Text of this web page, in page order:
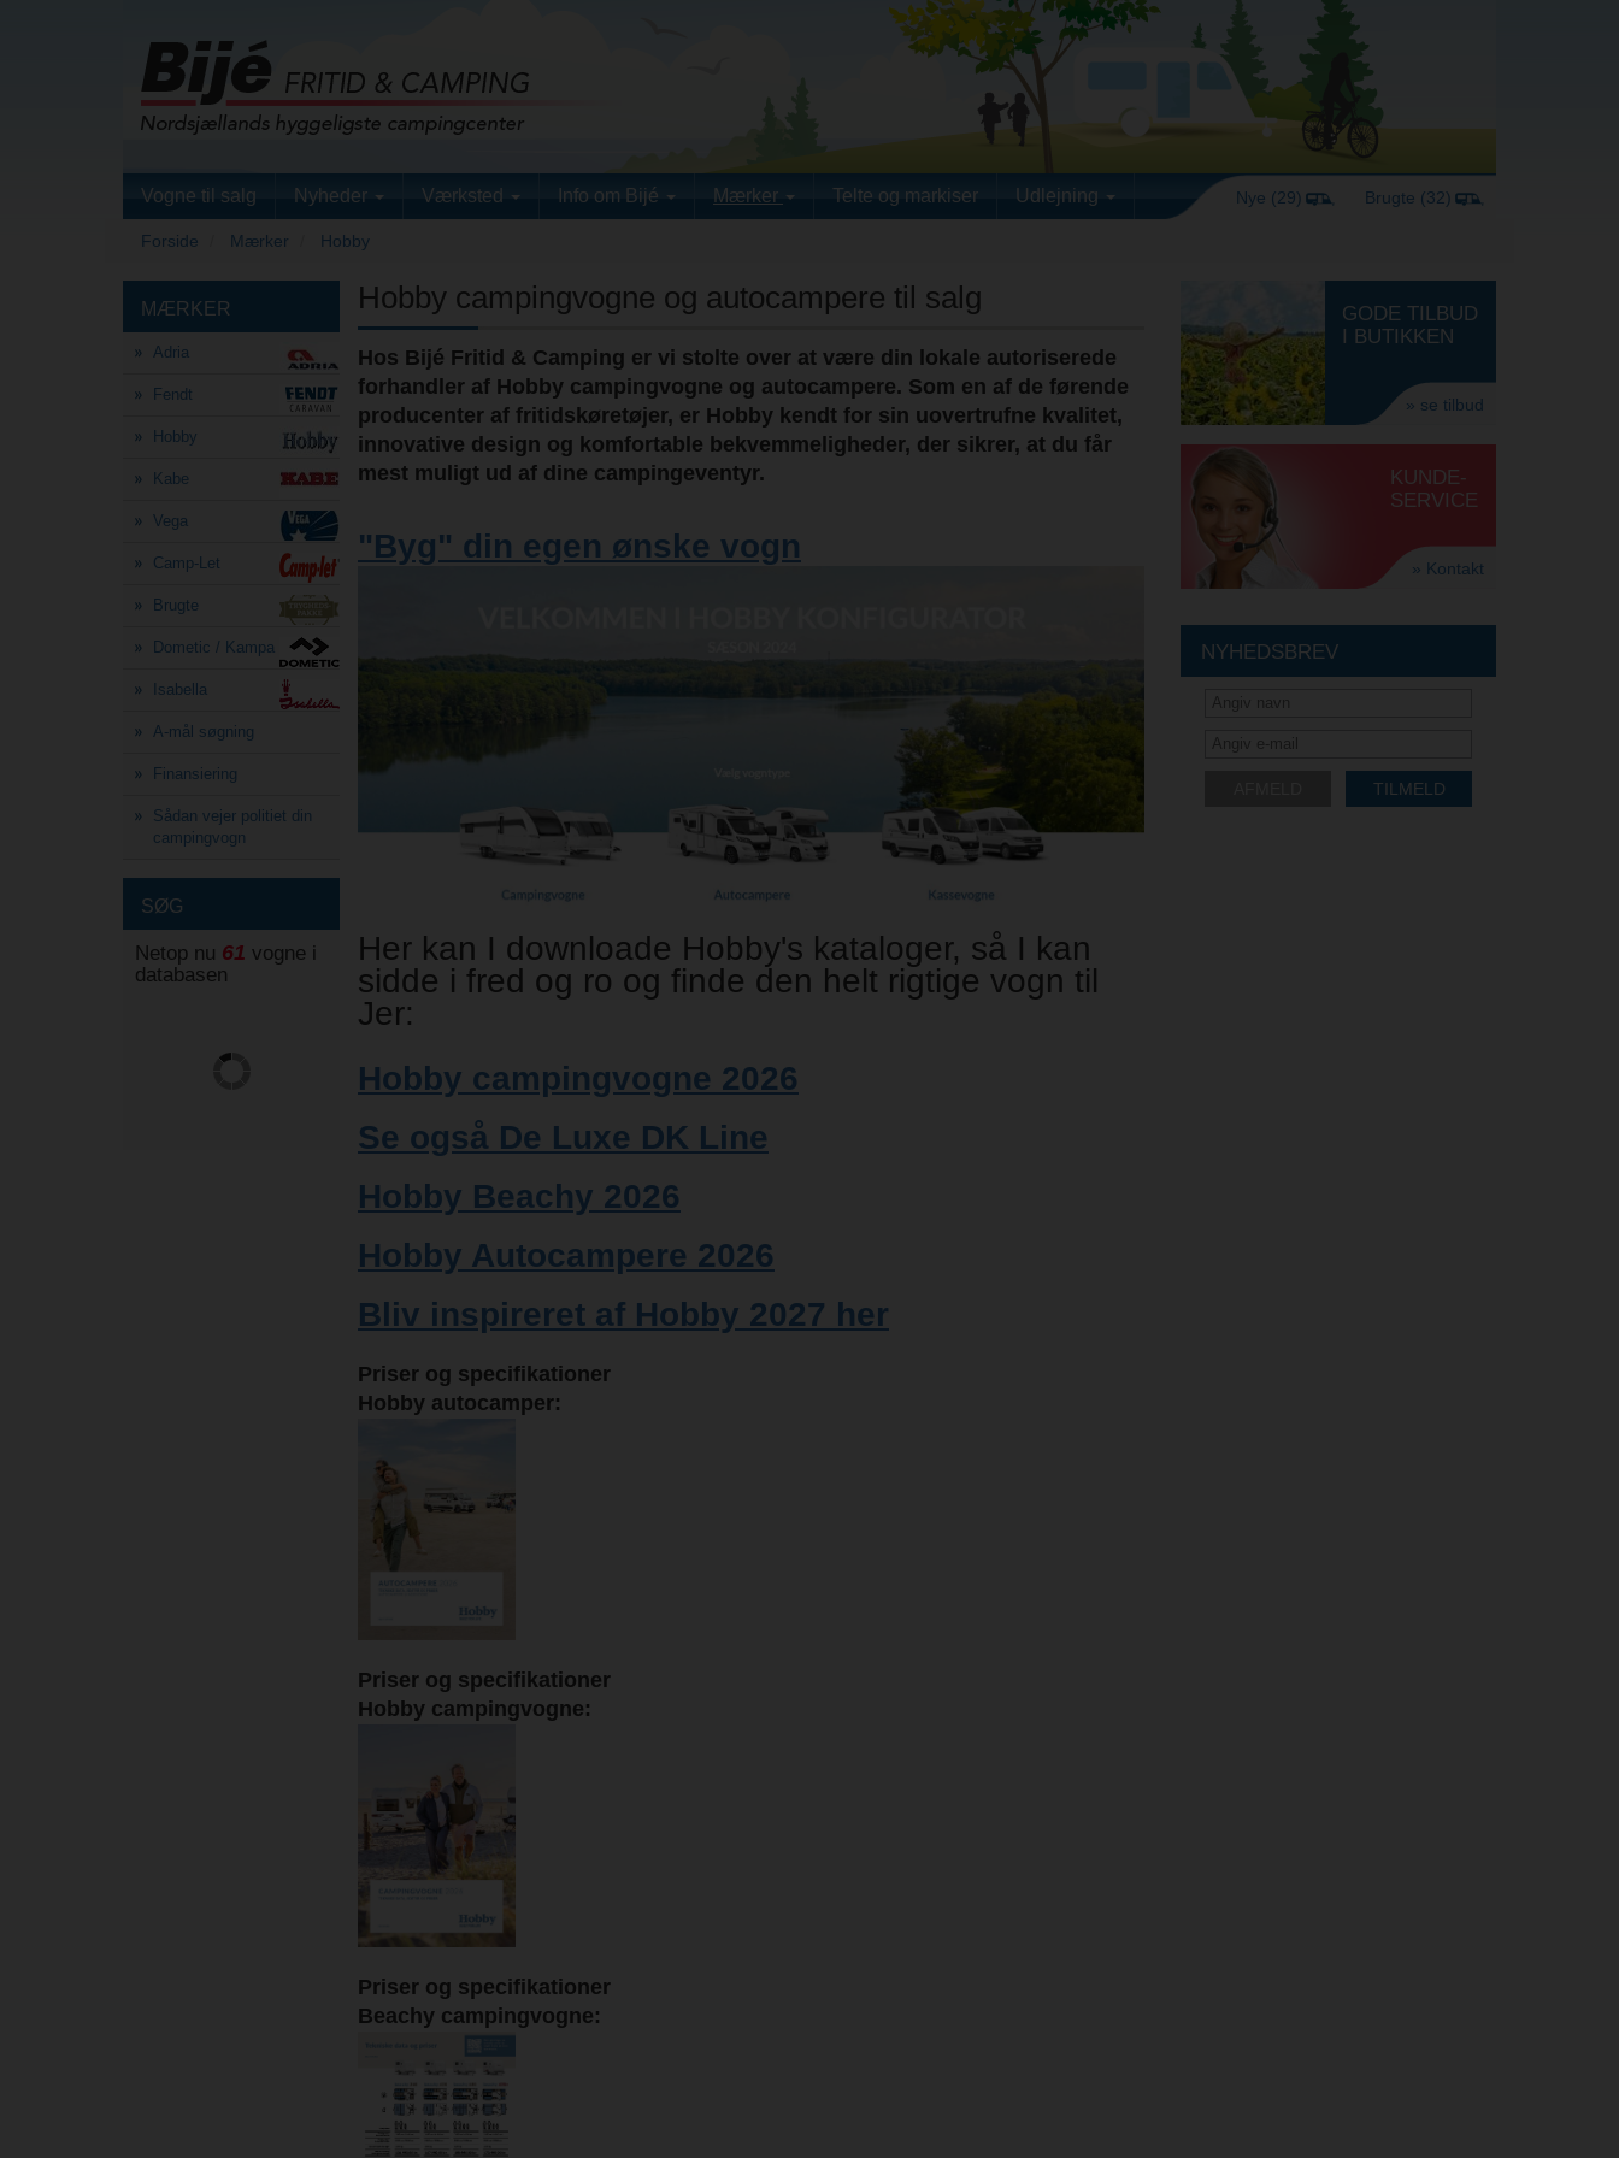
Vogne til salg Nyheder Værksted Info om Bijé Mærker Telte og markiser Udlejning Nye (29) Brugte (32)
Forside Mærker Hobby
Hobby campingvogne og autocampere til salg
Hos Bijé Fritid & Camping er vi stolte over at være din lokale autoriserede
forhandler af Hobby campingvogne og autocampere. Som en af de førende
producenter af fritidskøretøjer, er Hobby kendt for sin uovertrufne kvalitet,
innovative design og komfortable bekvemmeligheder, der sikrer, at du får
mest muligt ud af dine campingeventyr.
"Byg" din egen ønske vogn
Her kan I downloade Hobby's kataloger, så I kan
sidde i fred og ro og finde den helt rigtige vogn til
Jer:
Hobby campingvogne 2026
Se også De Luxe DK Line
Hobby Beachy 2026
Hobby Autocampere 2026
Bliv inspireret af Hobby 2027 her
Priser og specifikationer
Hobby autocamper:
Priser og specifikationer
Hobby campingvogne:
Priser og specifikationer
Beachy campingvogne:
MÆRKER
Adria
Fendt
Hobby
Kabe
Vega
Camp-Let
Brugte
Dometic / Kampa
Isabella
A-mål søgning
Finansiering
Sådan vejer politiet din
campingvogn
SØG
Netop nu 61 vogne i
databasen
GODE TILBUD
I BUTIKKEN
» se tilbud
KUNDE-
SERVICE
» Kontakt
NYHEDSBREV
TILMELD